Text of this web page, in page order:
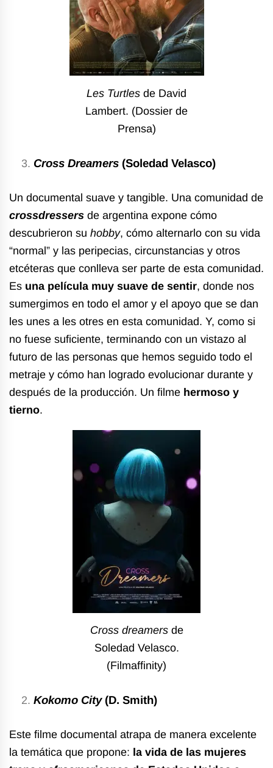
Les Turtles de David
Lambert. (Dossier de
Prensa)
Cross Dreamers (Soledad Velasco)
Un documental suave y tangible. Una comunidad de
crossdressers de argentina expone cómo
descubrieron su hobby, cómo alternarlo con su vida
“normal” y las peripecias, circunstancias y otros
etcéteras que conlleva ser parte de esta comunidad.
Es una película muy suave de sentir, donde nos
sumergimos en todo el amor y el apoyo que se dan
les unes a les otres en esta comunidad. Y, como si
no fuese suficiente, terminando con un vistazo al
futuro de las personas que hemos seguido todo el
metraje y cómo han logrado evolucionar durante y
después de la producción. Un filme hermoso y
tierno.
Cross dreamersde
Soledad Velasco.
(Filmaffinity)
Kokomo City(D. Smith)
Este filme documental atrapa de manera excelente
la temática que propone: la vida de las mujeres